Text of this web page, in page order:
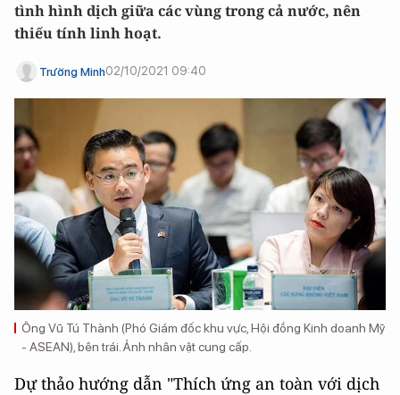
tình hình dịch giữa các vùng trong cả nước, nên
thiếu tính linh hoạt.
Trường Minh02/10/2021 09:40
Ông Vũ Tú Thành (Phó Giám đốc khu vực, Hội đồng Kinh doanh Mỹ
- ASEAN), bên trái. Ảnh nhân vật cung cấp.
Dự thảo hướng dẫn "Thích ứng an toàn với dịch